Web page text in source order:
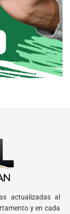
actualizadas al
y en cada